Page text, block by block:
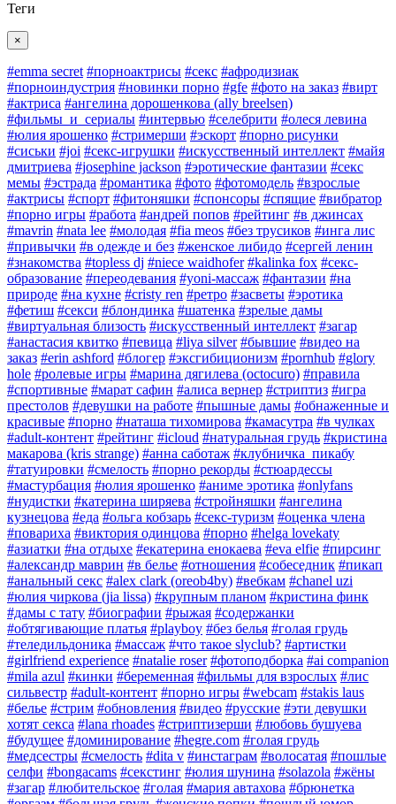
Теги
×
#emma secret #порноактрисы #секс #афродизиак
#порноиндустрия #новинки порно #gfe #фото на заказ #вирт
#актриса #ангелина дорошенкова (ally breelsen)
#фильмы_и_сериалы #интервью #селебрити #олеся левина
#юлия ярошенко #стримерши #эскорт #порно рисунки
#сиськи #joi #секс-игрушки #искусственный интеллект #майя
дмитриева #josephine jackson #эротические фантазии #секс
мемы #эстрада #романтика #фото #фотомодель #взрослые
#актрисы #спорт #фитоняшки #спонсоры #спящие #вибратор
#порно игры #работа #андрей попов #рейтинг #в джинсах
#mavrin #nata lee #молодая #fia meos #без трусиков #инга лис
#привычки #в одежде и без #женское либидо #сергей ленин
#знакомства #topless dj #niece waidhofer #kalinka fox #секс-
образование #переодевания #yoni-массаж #фантазии #на
природе #на кухне #cristy ren #ретро #засветы #эротика
#фетиш #секси #блондинка #шатенка #зрелые дамы
#виртуальная близость #искусственный интеллект #загар
#анастасия квитко #певица #liya silver #бывшие #видео на
заказ #erin ashford #блогер #эксгибиционизм #pornhub #glory
hole #ролевые игры #марина дягилева (octocuro) #правила
#спортивные #марат сафин #алиса вернер #стриптиз #игра
престолов #девушки на работе #пышные дамы #обнаженные и
красивые #порно #наташа тихомирова #камасутра #в чулках
#adult-контент #рейтинг #icloud #натуральная грудь #кристина
макарова (kris strange) #анна саботаж #клубничка_пикабу
#татуировки #смелость #порно рекорды #стюардессы
#мастурбация #юлия ярошенко #аниме эротика #onlyfans
#нудистки #катерина ширяева #стройняшки #ангелина
кузнецова #еда #ольга кобзарь #секс-туризм #оценка члена
#повариха #виктория одинцова #порно #helga lovekaty
#азиатки #на отдыхе #екатерина енокаева #eva elfie #пирсинг
#александр маврин #в белье #отношения #собеседник #пикап
#анальный секс #alex clark (oreob4by) #вебкам #chanel uzi
#юлия чиркова (jia lissa) #крупным планом #кристина финк
#дамы с тату #биографии #рыжая #содержанки
#обтягивающие платья #playboy #без белья #голая грудь
#теледильдоника #массаж #что такое slyclub? #артистки
#girlfriend experience #natalie roser #фотоподборка #ai companion
#mila azul #кинки #беременная #фильмы для взрослых #лис
сильвестр #adult-контент #порно игры #webcam #stakis laus
#белье #стрим #обновления #видео #русские #эти девушки
хотят секса #lana rhoades #стриптизерши #любовь бушуева
#будущее #доминирование #hegre.com #голая грудь
#медсестры #смелость #dita v #инстаграм #волосатая #пошлые
селфи #bongacams #секстинг #юлия шунина #solazola #жëны
#загар #любительское #голая #мария автахова #брюнетка